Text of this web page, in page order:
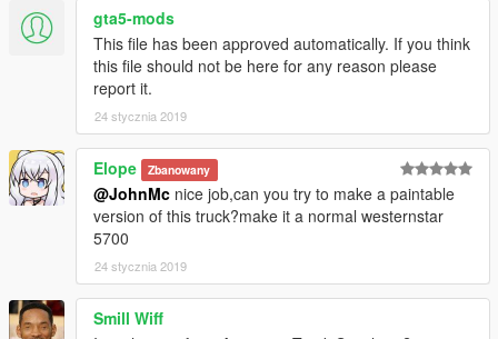
The author of the envelope model: JohnMc
Installation:
Follow the path: Grand Theft Auto
V\update\update.rpf\common\data
find dlclist.xml, export it to the desktop, open it with notepad
and insert the following in front of :
<Item>dlcpacks:\prime\</Item>
Close and save, then move this file back with a replacement.
Follow the path: Grand Theft Auto V\update\x64\dlcpacks
create a folder with the name: prime
gta5-mods
This file has been approved automatically. If you think
this file should not be here for any reason please
report it.
24 stycznia 2019
Elope Zbanowany
@JohnMc nice job,can you try to make a paintable
version of this truck?make it a normal westernstar
5700
24 stycznia 2019
Smill Wiff